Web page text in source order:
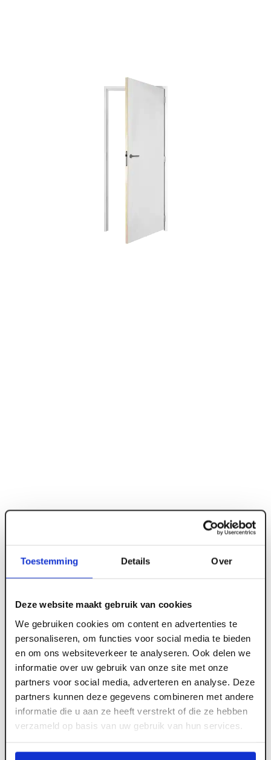
Toestemming Details Over
Deze website maakt gebruik van cookies
We gebruiken cookies om content en advertenties te
personaliseren, om functies voor social media te bieden
en om ons websiteverkeer te analyseren. Ook delen we
informatie over uw gebruik van onze site met onze
partners voor social media, adverteren en analyse. Deze
partners kunnen deze gegevens combineren met andere
informatie die u aan ze heeft verstrekt of die ze hebben
verzameld op basis van uw gebruik van hun services.
ART000758
mm wit gegrond stomp rechts
Meld je aan of maak een account aan om toegang
te krijgen tot de prijzen.
Log in voor prijzen